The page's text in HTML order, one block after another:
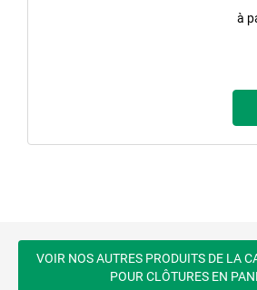
à
VOIR NOS AUTRES PRODUITS DE LA
POUR CLÔTURES EN